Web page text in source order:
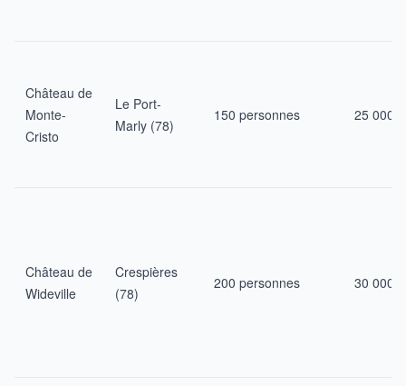
Château de
Monte-
Cristo
Le Port-
Marly (78)
150 personnes 25 000
Château de
Wideville
Crespières
(78)
200 personnes 30 000